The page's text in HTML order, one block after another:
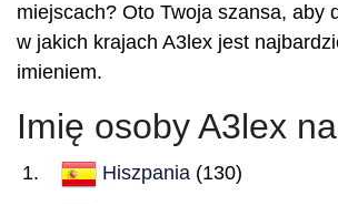
miejscach? Oto Twoja szansa, aby
w jakich krajach A3lex jest
imieniem.
Imię osoby A3lex
Hiszpania (130)